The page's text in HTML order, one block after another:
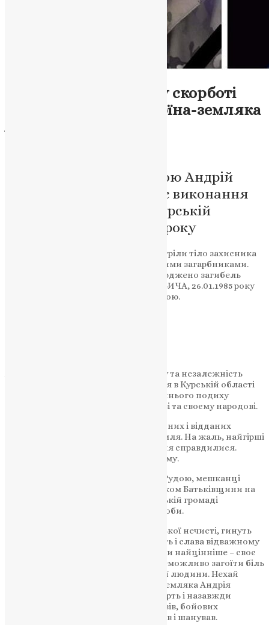
Залозецька громада у скорботі
зустріла полеглого воїна-земляка
Житель села Гаї за Рудою Андрій
Поврозник поліг під час виконання
бойового завдання у Курській
області ще восени 2024 року
20 травня у Залозецькій громаді зустріли тіло захисника
України, полеглого в бою з російськими загарбниками.
Офіційно 14 травня 2026 року підтверджено загибель
ПОВРОЗНИКА АНДРІЯ МИКОЛАЙОВИЧА, 26.01.1985 року
народження, жителя села Гаї за Рудою.
Андрій віддав своє життя за свободу та незалежність
України, виконуючи бойове завдання в Курській області
ще 20 жовтня 2024 року. Він до останнього подиху
залишався вірним військовій присязі та своєму народові.
На жаль, війна забирає молодих, чесних і відданих
людей, на яких тримається наша земля. На жаль, найгірші
передчуття та довгі місяці очікування справдилися.
Довго чекали рідні свого Героя додому.
Воїна-земляка зустріли у селі Гаї за Рудою, мешканці
якого вшанували кортеж із захисником Батьківщини на
шляху до рідної домівки. У Залозецькій громаді
оголосили 20–21 травня Днями жалоби.
Захищаючи Батьківщину від російської нечисті, гинуть
найкращі сини України. Вічна пам’ять і слава відважному
Воїну, який поклав на вівтар Вітчизни найцінніше – своє
життя! Важко знайти слова втіхи, неможливо загоїти біль
та гіркоту від втрати рідної, близької людини. Нехай
добрий, світлий спомин про воїна-земляка Андрія
Поврозника стане сильнішим за смерть і назавжди
залишиться у пам’яті близьких, друзів, бойових
побратимів, усіх хто знав його, любив і шанував.